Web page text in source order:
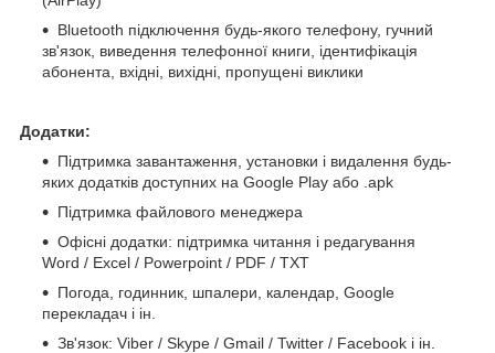
Bluetooth підключення будь-якого телефону, гучний
зв'язок, виведення телефонної книги, ідентифікація
абонента, вхідні, вихідні, пропущені виклики
Додатки:
Підтримка завантаження, установки і видалення будь-
яких додатків доступних на Google Play або .apk
Підтримка файлового менеджера
Офісні додатки: підтримка читання і редагування
Word / Excel / Powerpoint / PDF / TXT
Погода, годинник, шпалери, календар, Google
перекладач і ін.
Зв'язок: Viber / Skype / Gmail / Twitter / Facebook і ін.